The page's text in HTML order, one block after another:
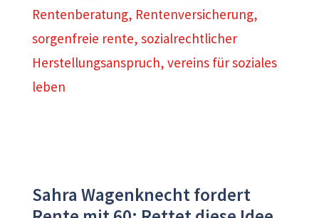
Rentenberatung, Rentenversicherung,
sorgenfreie rente, sozialrechtlicher
Herstellungsanspruch, vereins für soziales
leben
Sahra Wagenknecht fordert